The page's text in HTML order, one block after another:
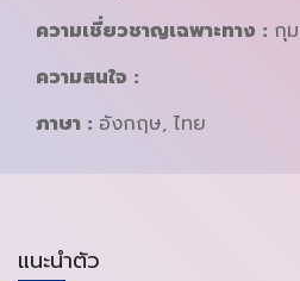
ความเชี่ยวชาญเฉพาะทาง : กุ
ความสนใจ :
ภาษา : อังกฤษ, ไทย
แนะนำตัว